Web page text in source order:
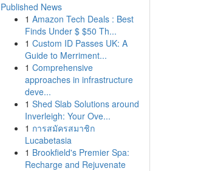
Published News
1 Amazon Tech Deals : Best
Finds Under $ $50 Th...
1 Custom ID Passes UK: A
Guide to Merriment...
1 Comprehensive
approaches in infrastructure
deve...
1 Shed Slab Solutions around
Inverleigh: Your Ove...
1 การสมัครสมาชิก
Lucabetasia
1 Brookfield's Premier Spa:
Recharge and Rejuvenate